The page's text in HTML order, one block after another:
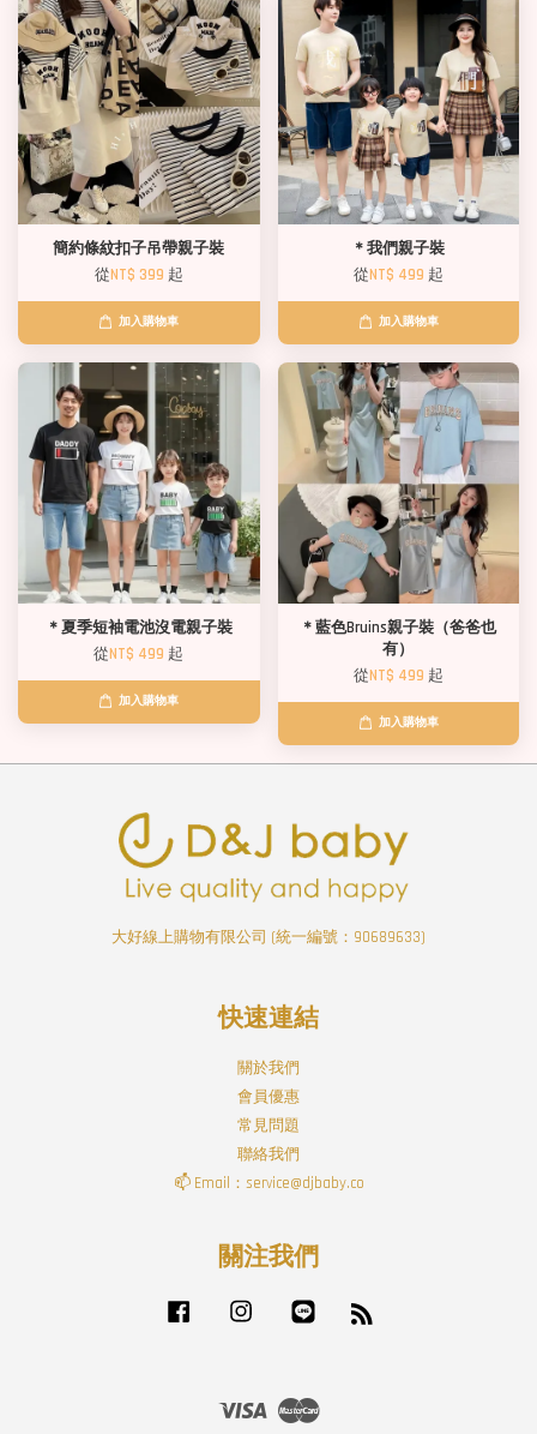
簡約條紋扣子吊帶親子裝
從NT$ 399 起
加入購物車
＊我們親子裝
從NT$ 499 起
加入購物車
＊夏季短袖電池沒電親子裝
從NT$ 499 起
加入購物車
＊藍色Bruins親子裝（爸爸也
有）
從NT$ 499 起
加入購物車
大好線上購物有限公司 (統一編號：90689633)
快速連結
關於我們
會員優惠
常見問題
聯絡我們
📫 Email：service@djbaby.co
關注我們
Facebook Instagram
Visa Master